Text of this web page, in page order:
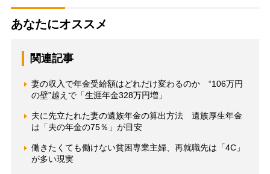
あなたにオススメ
関連記事
妻の収入で年金受給額はどれだけ変わるのか “106万円
の壁”越えで「生涯年金328万円増」
夫に先立たれた妻の遺族年金の算出方法 遺族厚生年金
は「夫の年金の75％」が目安
働きたくても働けない貧困専業主婦、再就職先は「4C」
が多い現実